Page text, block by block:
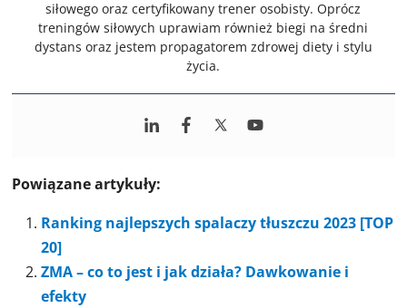
siłowego oraz certyfikowany trener osobisty. Oprócz
treningów siłowych uprawiam również biegi na średni
dystans oraz jestem propagatorem zdrowej diety i stylu
życia.
Powiązane artykuły:
Ranking najlepszych spalaczy tłuszczu 2023 [TOP
20]
ZMA – co to jest i jak działa? Dawkowanie i
efekty